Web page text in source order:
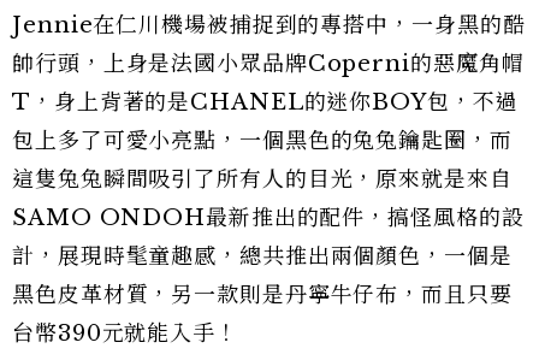
Jennie在仁川機場被捕捉到的專搭中，一身黑的酷
帥行頭，上身是法國小眾品牌Coperni的惡魔角帽
T，身上背著的是CHANEL的迷你BOY包，不過
包上多了可愛小亮點，一個黑色的兔兔鑰匙圈，而
這隻兔兔瞬間吸引了所有人的目光，原來就是來自
SAMO ONDOH最新推出的配件，搞怪風格的設
計，展現時髦童趣感，總共推出兩個顏色，一個是
黑色皮革材質，另一款則是丹寧牛仔布，而且只要
台幣390元就能入手！